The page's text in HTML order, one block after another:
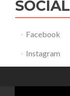
SOCIAL
Facebook
Instagram